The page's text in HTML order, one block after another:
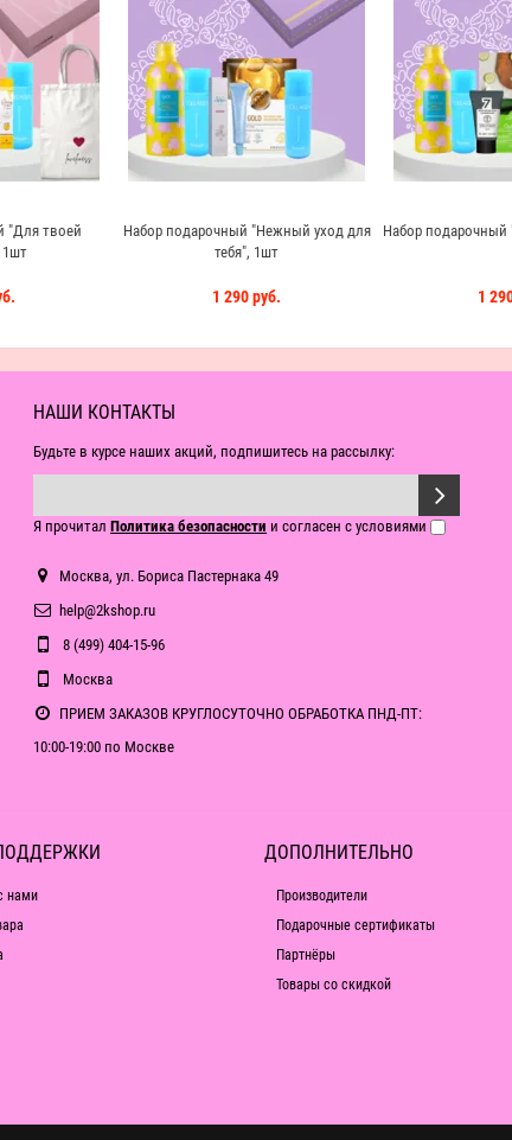
"Для твоей
1шт
Набор подарочный "Нежный уход для
тебя", 1шт
1 290 руб.
Набор
1
НАШИ КОНТАКТЫ
Будьте в курсе наших акций, подпишитесь на рассылку:
Я прочитал Политика безопасности и согласен с условиями
Москва, ул. Бориса Пастернака 49
help@2kshop.ru
8 (499) 404-15-96
Москва
ПРИЕМ ЗАКАЗОВ КРУГЛОСУТОЧНО ОБРАБОТКА ПНД-ПТ:
10:00-19:00 по Москве
нами
ДОПОЛНИТЕЛЬНО
Производители
Подарочные сертификаты
Партнёры
Товары со скидкой